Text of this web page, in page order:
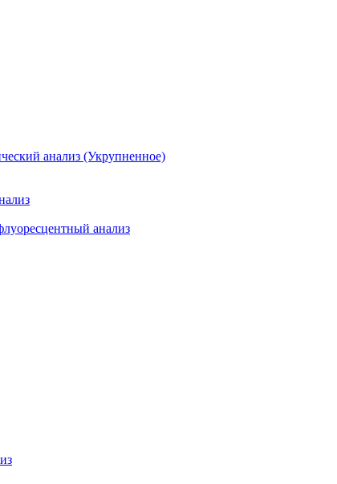
анализ (Укрупненное)
анализ